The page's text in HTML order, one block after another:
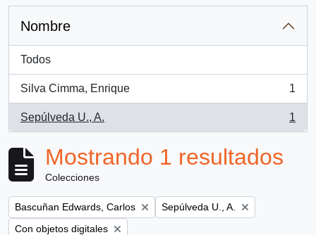
Nombre
Todos
Silva Cimma, Enrique
, 1 resultados
1
Sepúlveda U., A.
, 1 resultados
1
Mostrando 1 resultados
Colecciones
Remove filter:
Bascuñan Edwards, Carlos Remove filter:
Sepúlveda U., A.
Remove filter:
Con objetos digitales